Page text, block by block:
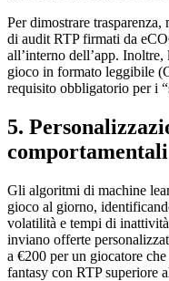
Per dimostrare
di audit RTP firmati da
all’interno dell’app.
gioco in formato leggibile
requisito obbligatorio per i
5.
comportamentali
Gli algoritmi di machine
gioco al giorno,
volatilità e tempi di
inviano offerte
a €200 per un giocatore
fantasy con RTP superiore